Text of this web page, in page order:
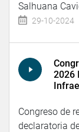
Salhuana
29-10-2024
2026
Congreso de
declaratoria